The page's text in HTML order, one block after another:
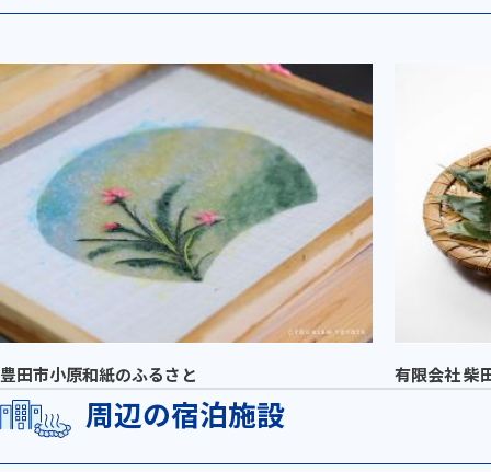
豊田市小原和紙のふるさと 有限会社 柴
周辺の宿泊施設